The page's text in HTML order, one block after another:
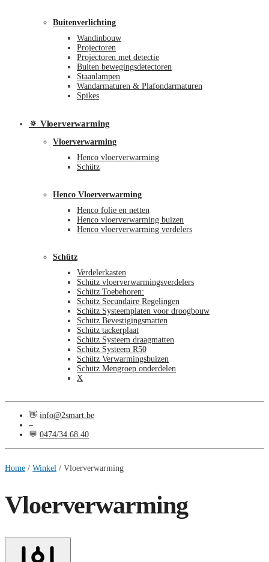
Buitenverlichting
Wandinbouw
Projectoren
Projectoren met detectie
Buiten bewegingsdetectoren
Staanlampen
Wandarmaturen & Plafondarmaturen
Spikes
🔅 Vloerverwarming
Vloerverwarming
Henco vloerverwarming
Schütz
Henco Vloerverwarming
Henco folie en netten
Henco vloerverwarming buizen
Henco vloerverwarming verdelers
Schütz
Verdelerkasten
Schütz vloerverwarmingsverdelers
Schütz Toebehoren:
Schütz Secundaire Regelingen
Schütz Systeemplaten voor droogbouw
Schütz Bevestigingsmatten
Schütz tackerplaat
Schütz Systeem draagmatten
Schütz Systeem R50
Schütz Verwarmingsbuizen
Schütz Mengroep onderdelen
X
👋 info@2smart.be
–
💬 0474/34.68.40
Home / Winkel / Vloerverwarming
Vloerverwarming